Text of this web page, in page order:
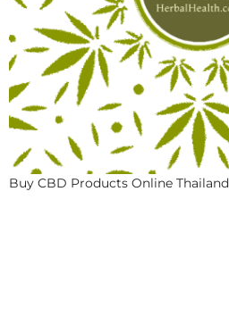
Buy CBD Products Online Thailand